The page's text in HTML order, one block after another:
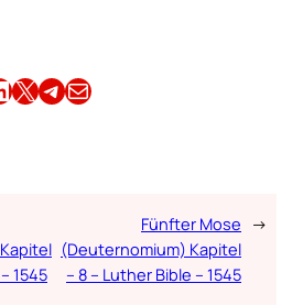
Share this article on X Share this article on TelegramEmail this Article
1545
Fünfter Mose
(Deuternomium) Kapitel
– 8 – Luther Bible – 1545
→